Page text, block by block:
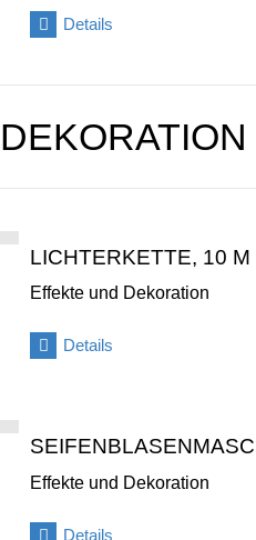
Details
LICHTERKETTE, 10 M
Effekte und Dekoration
Details
Effekte und Dekoration
Details